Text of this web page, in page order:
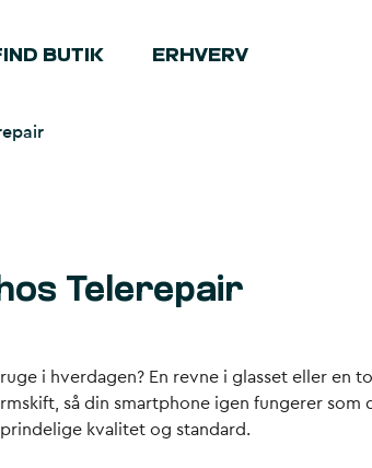
BUTIK ERHVERV
Telerepair
i hverdagen? En revne i glasset eller en
så din smartphone igen fungerer
kvalitet og standard.